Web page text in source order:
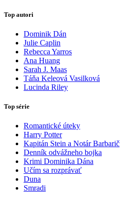
Top autori
Dominik Dán
Julie Caplin
Rebecca Yarros
Ana Huang
Sarah J. Maas
Táňa Keleová Vasilková
Lucinda Riley
Top série
Romantické úteky
Harry Potter
Kapitán Stein a Notár Barbarič
Denník odvážneho bojka
Krimi Dominika Dána
Učím sa rozprávať
Duna
Smradi